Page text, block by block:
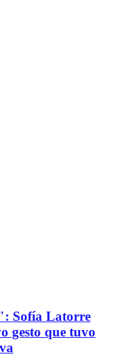
Sofía Latorre
gesto que tuvo